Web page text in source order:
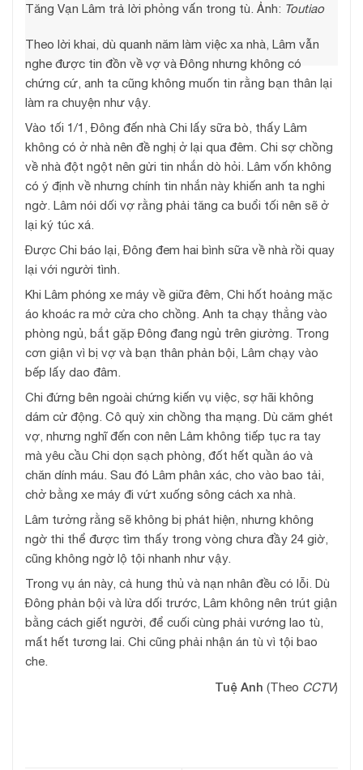
Tăng Vạn Lâm trả lời phỏng vấn trong tù. Ảnh: Toutiao
Theo lời khai, dù quanh năm làm việc xa nhà, Lâm vẫn
nghe được tin đồn về vợ và Đông nhưng không có
chứng cứ, anh ta cũng không muốn tin rằng bạn thân lại
làm ra chuyện như vậy.
Vào tối 1/1, Đông đến nhà Chi lấy sữa bò, thấy Lâm
không có ở nhà nên đề nghị ở lại qua đêm. Chi sợ chồng
về nhà đột ngột nên gửi tin nhắn dò hỏi. Lâm vốn không
có ý định về nhưng chính tin nhắn này khiến anh ta nghi
ngờ. Lâm nói dối vợ rằng phải tăng ca buổi tối nên sẽ ở
lại ký túc xá.
Được Chi báo lại, Đông đem hai bình sữa về nhà rồi quay
lại với người tình.
Khi Lâm phóng xe máy về giữa đêm, Chi hốt hoảng mặc
áo khoác ra mở cửa cho chồng. Anh ta chạy thẳng vào
phòng ngủ, bắt gặp Đông đang ngủ trên giường. Trong
cơn giận vì bị vợ và bạn thân phản bội, Lâm chạy vào
bếp lấy dao đâm.
Chi đứng bên ngoài chứng kiến vụ việc, sợ hãi không
dám cử động. Cô quỳ xin chồng tha mạng. Dù căm ghét
vợ, nhưng nghĩ đến con nên Lâm không tiếp tục ra tay
mà yêu cầu Chi dọn sạch phòng, đốt hết quần áo và
chăn dính máu. Sau đó Lâm phân xác, cho vào bao tải,
chở bằng xe máy đi vứt xuống sông cách xa nhà.
Lâm tưởng rằng sẽ không bị phát hiện, nhưng không
ngờ thi thể được tìm thấy trong vòng chưa đầy 24 giờ,
cũng không ngờ lộ tội nhanh như vậy.
Trong vụ án này, cả hung thủ và nạn nhân đều có lỗi. Dù
Đông phản bội và lừa dối trước, Lâm không nên trút giận
bằng cách giết người, để cuối cùng phải vướng lao tù,
mất hết tương lai. Chi cũng phải nhận án tù vì tội bao
che.
Tuệ Anh (Theo CCTV)